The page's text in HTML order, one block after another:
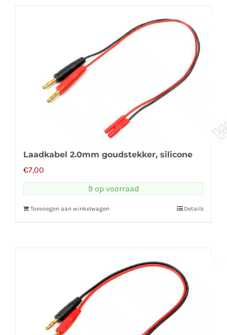
Laadkabel 2.0mm goudstekker, silicone
€7,00
9 op voorraad
Toevoegen aan winkelwagen Details